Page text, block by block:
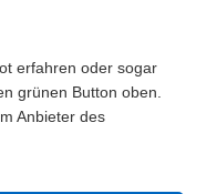
erfahren oder sogar
grünen Button oben.
Anbieter des